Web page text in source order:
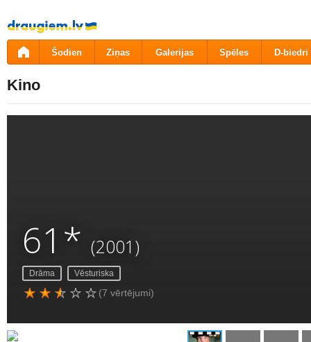
Pāriet
uz
saturu
Šodien Ziņas Galerijas Spēles D-biedri
Kino
61* (2001)
Drāma Vēsturiska
(7 vērtējumi)